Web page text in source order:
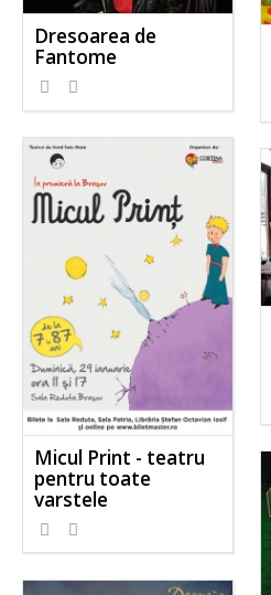
Dresoarea de
Fantome
Micul Print - teatru
pentru toate
varstele